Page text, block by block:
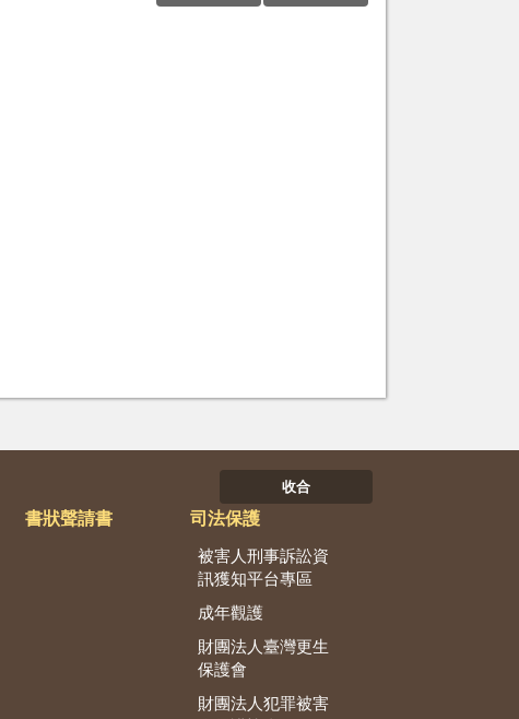
收合
書狀聲請書 司法保護
被害人刑事訴訟資
訊獲知平台專區
成年觀護
財團法人臺灣更生
保護會
財團法人犯罪被害